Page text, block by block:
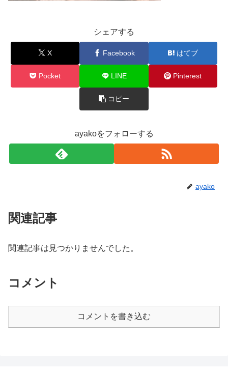
シェアする
X Facebook はてブ
Pocket LINE Pinterest
コピー
ayakoをフォローする
ayako
関連記事
関連記事は見つかりませんでした。
コメント
コメントを書き込む